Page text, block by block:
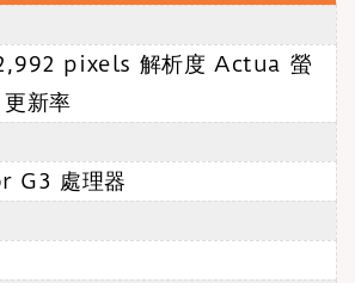
pixels 解析度 Actua 螢
新率
G3 處理器